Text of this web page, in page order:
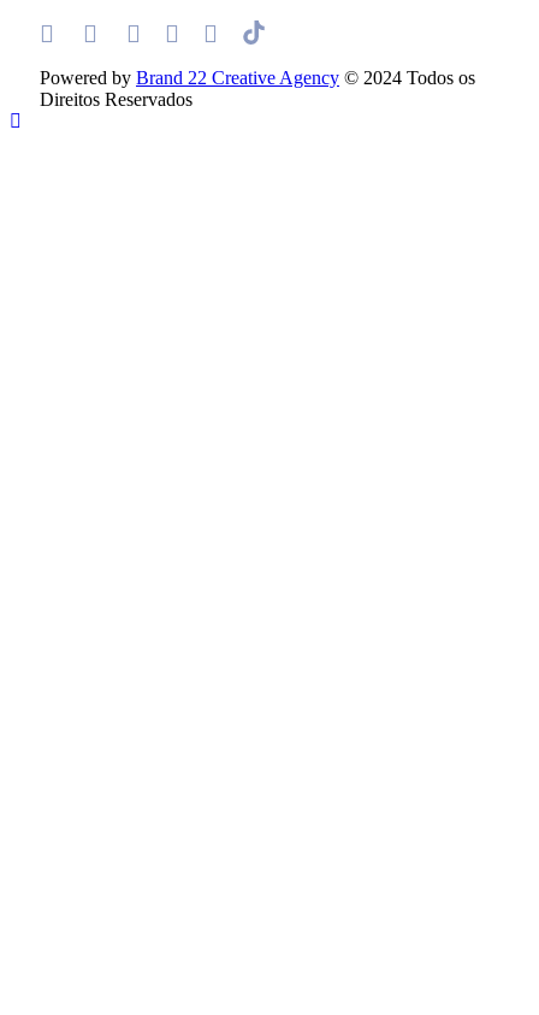
Powered by Brand 22 Creative Agency © 2024 Todos os
Direitos Reservados